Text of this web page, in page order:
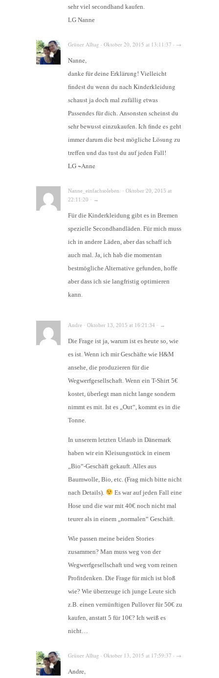
sehr viel secondhand kaufen.
LG Nanne
Grüner Alltag · Oktober 20, 2015 at 13:11:37 · →
Nanne,
danke für deine Erklärung! Vielleicht
findest du wenn du nach Kinderkleidung
schaust ja doch mal zufällig etwas
Passendes für dich. Ansonsten scheinst du
sehr bewusst einzukaufen. Ich finde es geht
immer darum die best mögliche Lösung zu
treffen und das tust du auf jeden Fall!
LG ~Anne
Nanne_einfachsoleben. · Oktober 20, 2015 at
22:11:20 · →
Für die Kinderkleidung gibt es in Bremen
spezielle Secondhandläden. Für mich muss
ich in andere Läden, aber das schaff ich
auch mal. Ja, ich hab die momentan
bestmögliche Alternative gefunden, hoffe
aber dass ich sie langfristig optimieren
kann.
Andre · Oktober 13, 2015 at 16:21:34 · →
Die Frage ist ja, warum ist es heute so, wie
es ist. Wenn ich mir Geschäfte wie H&M
ansehe, die produzieren für die
Wegwerfgesellschaft. Wenn ein T-Shirt 5€
kostet, überlegt man nicht lange sondern
nimmt es mit. Ist es „Out“, kommt es in die
Tonne.
In unserem letzten Urlaub in Dänemark
haben wir ein Kleisungsstück in einem
„Bio“-Geschäft gekauft. Alles aus
Baumwolle, Bio, etc. (Frag mich bitte nicht
nach Details).
Es war auf jeden Fall eine
Hose und die war mit 40€ noch nicht mal
teurer als in einem „normalen“ Geschäft.
Wie passen meine beiden Stories
zusammen? Man muss weg von der
Wegwerfgesellschaft und weg vom reinen
Profitdenken. Die Frage für mich ist bloß
wie? Wie überzeuge ich junge Leute sich
z.B. einen vernünftigen Pullover für 50€ zu
kaufen, anstatt 5 für 10€? Ich weiß es
nicht…
Grüner Alltag · Oktober 13, 2015 at 17:59:37 · →
Andre,